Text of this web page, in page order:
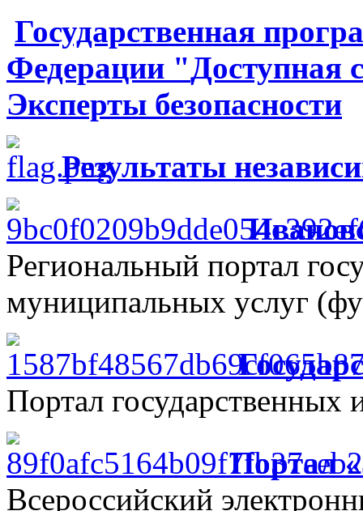
Государственная
Федерации "Доступная
Эксперты безопасности
Результаты
Региональный портал
муниципальных услуг
Портал
Портал
Всероссийский